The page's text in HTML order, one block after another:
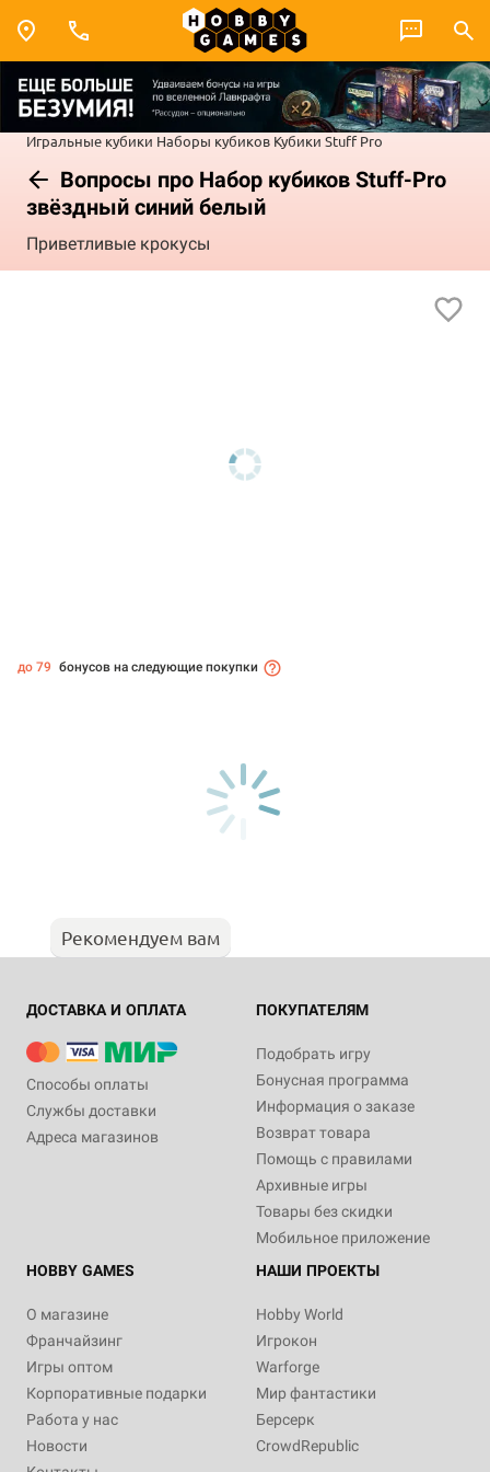
Игральные кубики Наборы кубиков Кубики Stuff Pro
Вопросы про Набор кубиков Stuff-Pro
звёздный синий белый
Приветливые крокусы
до 79 бонусов на следующие покупки
Рекомендуем вам
ДОСТАВКА И ОПЛАТА
Способы оплаты
Службы доставки
Адреса магазинов
ПОКУПАТЕЛЯМ
Подобрать игру
Бонусная программа
Информация о заказе
Возврат товара
Помощь с правилами
Архивные игры
Товары без скидки
Мобильное приложение
HOBBY GAMES
О магазине
Франчайзинг
Игры оптом
Корпоративные подарки
Работа у нас
Новости
НАШИ ПРОЕКТЫ
Hobby World
Игрокон
Warforge
Мир фантастики
Берсерк
CrowdRepublic